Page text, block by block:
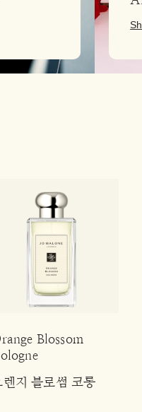
Blossom
렌지 블로썸 코롱